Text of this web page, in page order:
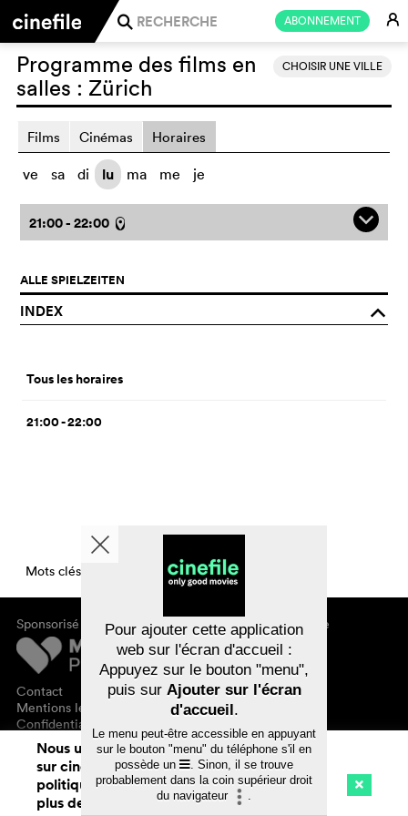
ABONNEMENT E
j
CHOISIR UNE VILLE
Programme des films en
salles : Zürich
Films Cinémas Horaires
ve sa di lu ma me je
21:00 - 22:00 l q
ALLE SPIELZEITEN
INDEX o
Tous les horaires
21:00 - 22:00
Mots clés CinemaTimesPerDay
Sponsorisé par
Contact
Mentions légales
Confidentialité des données
À propos de cinefile
S'inscrire/s'abonner
Newsletter
FAQ
Bons-cadeaux
Nous utilisons des cookies. En naviguant
sur cinefile.ch, vous acceptez notre
politique d'utilisation des cookies. Pour
plus de détails, voir notredéclaration de
Pour ajouter cette application
web sur l'écran d'accueil :
Appuyez sur le bouton "menu",
puis sur Ajouter sur l'écran
d'accueil.
Le menu peut-être accessible en appuyant
sur le bouton "menu" du téléphone s'il en
possède un
. Sinon, il se trouve
probablement dans la coin supérieur droit
du navigateur
.